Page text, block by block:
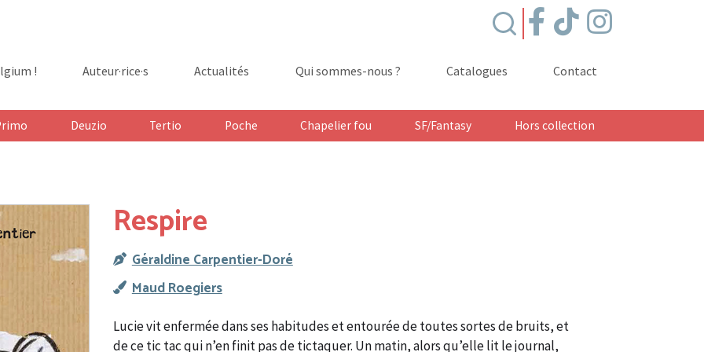
! Auteur·rice·s Actualités Qui sommes-nous ? Catalogues Contact
Deuzio Tertio Poche Chapelier fou SF/Fantasy Hors collection
Respire
Géraldine Carpentier-Doré
Maud Roegiers
Lucie vit enfermée dans ses habitudes et entourée de toutes sortes de bruits, et
de ce tic tac qui n’en finit pas de tictaquer. Un matin, alors qu’elle lit le journal,